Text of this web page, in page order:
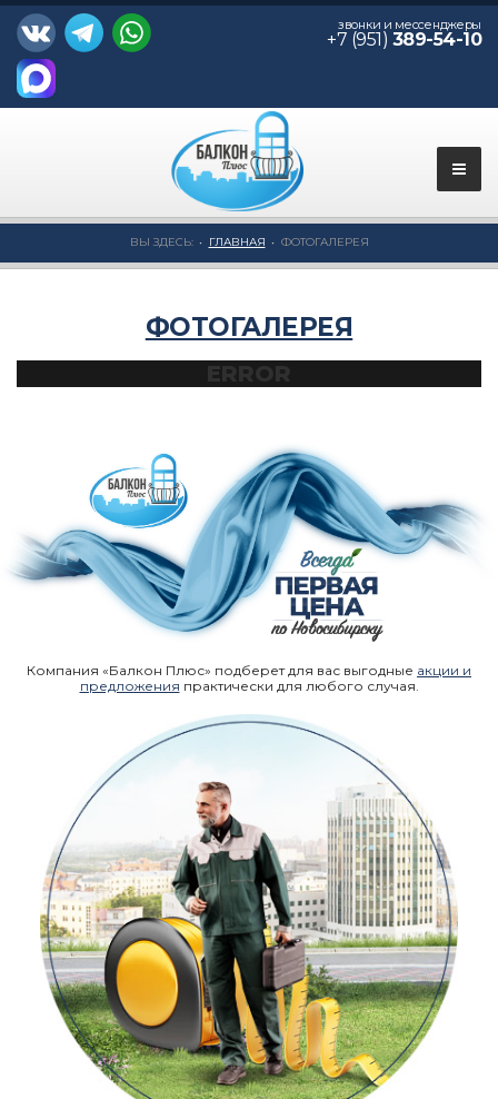
звонки и мессенджеры
+7 (951) 389-54-10
ВЫ ЗДЕСЬ: ГЛАВНАЯ ФОТОГАЛЕРЕЯ
ФОТОГАЛЕРЕЯ
Компания «Балкон Плюс» подберет для вас выгодные акции и
предложения практически для любого случая.